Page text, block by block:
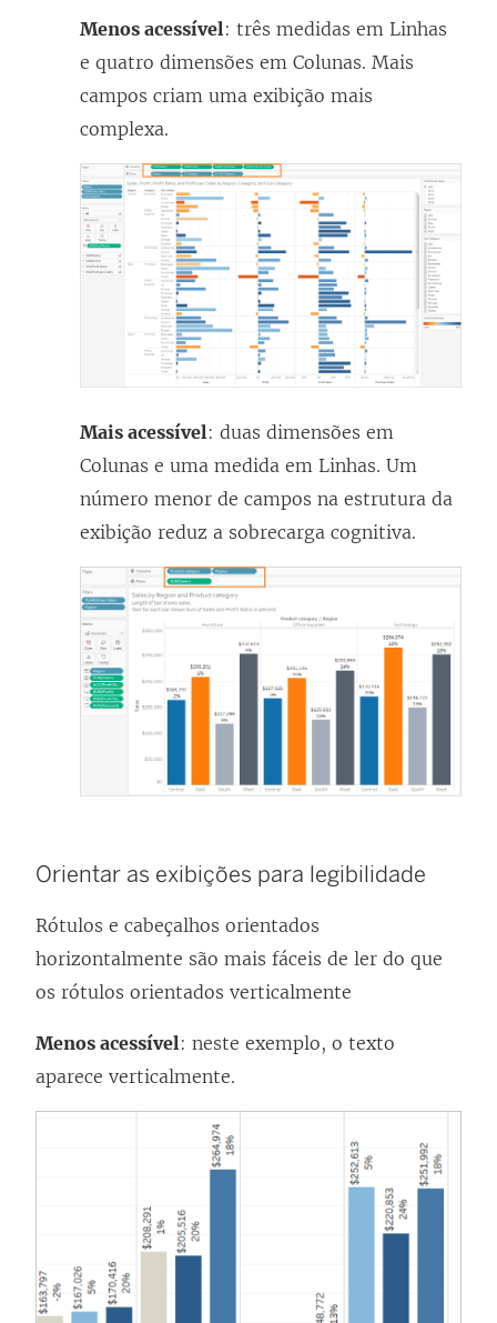
Menos acessível: três medidas em Linhas
e quatro dimensões em Colunas. Mais
campos criam uma exibição mais
complexa.
Mais acessível: duas dimensões em
Colunas e uma medida em Linhas. Um
número menor de campos na estrutura da
exibição reduz a sobrecarga cognitiva.
Orientar as exibições para legibilidade
Rótulos e cabeçalhos orientados
horizontalmente são mais fáceis de ler do que
os rótulos orientados verticalmente
Menos acessível: neste exemplo, o texto
aparece verticalmente.